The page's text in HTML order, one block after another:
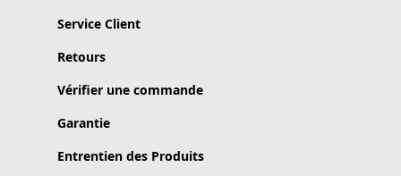
Service Client
Retours
Vérifier une commande
Garantie
Entrentien des Produits